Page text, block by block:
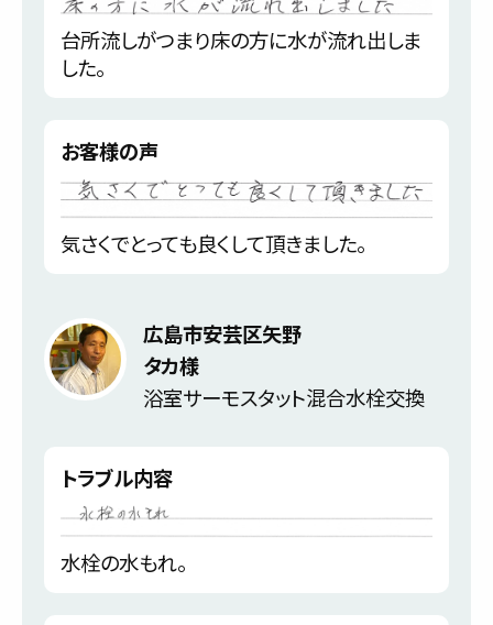
台所流しがつまり床の方に水が流れ出しま
した。
お客様の声
気さくでとっても良くして頂きました。
広島市安芸区矢野
タカ様
浴室サーモスタット混合水栓交換
トラブル内容
水栓の水もれ。